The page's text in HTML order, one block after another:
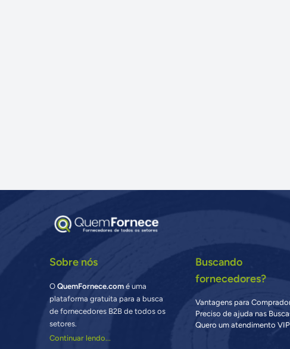
Sobre nós
OQuemFornece.com é uma
plataforma gratuita para a busca
de fornecedores B2B de todos os
setores.
Continuar lendo...
Buscando
fornecedores?
Vantagens para
Preciso de ajuda nas
Quero um atendimento VIP